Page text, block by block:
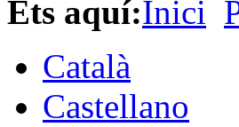
Ets aquí:Inici
Català
Castellano